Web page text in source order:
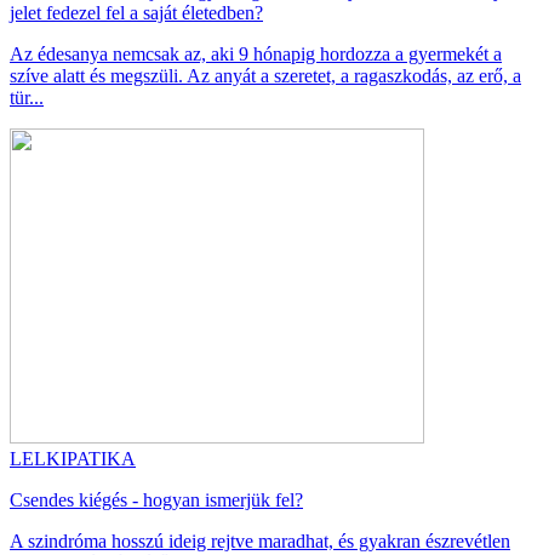
jelet fedezel fel a saját életedben?
Az édesanya nemcsak az, aki 9 hónapig hordozza a gyermekét a
szíve alatt és megszüli. Az anyát a szeretet, a ragaszkodás, az erő, a
tür...
LELKIPATIKA
Csendes kiégés - hogyan ismerjük fel?
A szindróma hosszú ideig rejtve maradhat, és gyakran észrevétlen